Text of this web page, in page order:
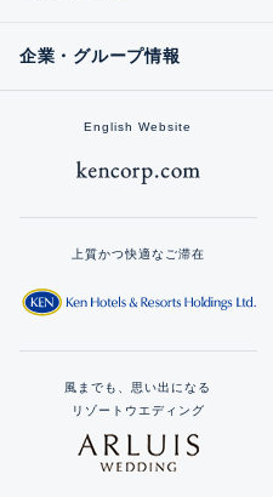
企業・グループ情報
English Website
上質かつ快適なご滞在
風までも、思い出になる
リゾートウエディング